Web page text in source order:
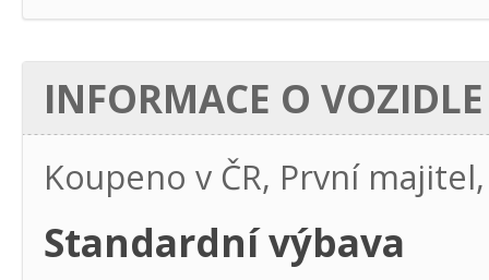
INFORMACE O VOZIDLE
Koupeno v ČR, První
Standardní výbava